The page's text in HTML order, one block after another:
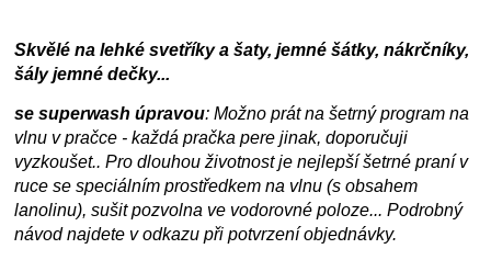
Skvělé na lehké svetříky a šaty, jemné šátky, nákrčníky,
šály jemné dečky...
se superwash úpravou: Možno prát na šetrný program na
vlnu v pračce - každá pračka pere jinak, doporučuji
vyzkoušet.. Pro dlouhou životnost je nejlepší šetrné praní v
ruce se speciálním prostředkem na vlnu (s obsahem
lanolinu), sušit pozvolna ve vodorovné poloze... Podrobný
návod najdete v odkazu při potvrzení objednávky.